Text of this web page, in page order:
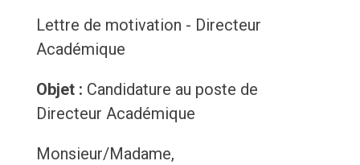
Lettre de motivation - Directeur
Académique
Objet : Candidature au poste de
Directeur Académique
Monsieur/Madame,